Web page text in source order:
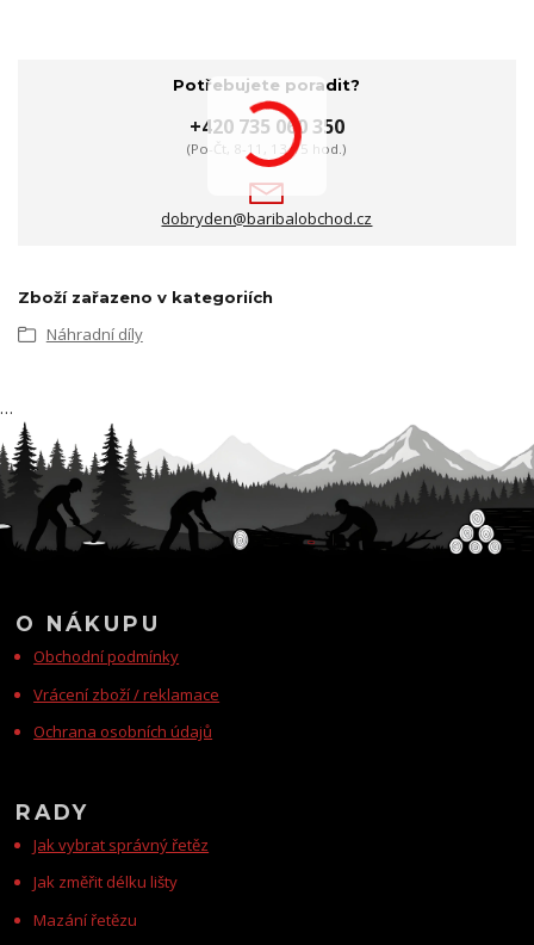
Potřebujete poradit?
+420 735 060 350
(Po-Čt, 8-11, 13-15 hod.)
dobryden@baribalobchod.cz
Zboží zařazeno v kategoriích
Náhradní díly
O NÁKUPU
Obchodní podmínky
Vrácení zboží / reklamace
Ochrana osobních údajů
RADY
Jak vybrat správný řetěz
Jak změřit délku lišty
Mazání řetězu
…